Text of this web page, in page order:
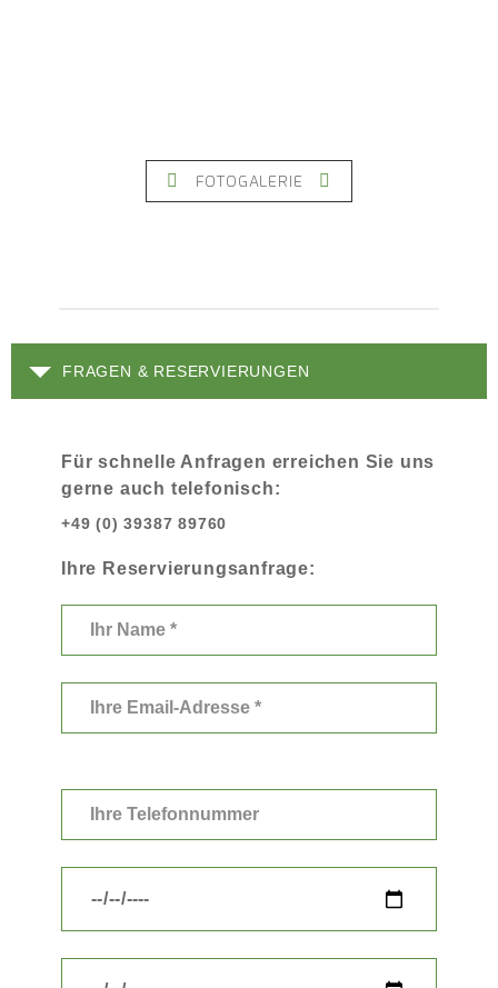
FOTOGALERIE
FRAGEN & RESERVIERUNGEN
Für schnelle Anfragen erreichen Sie uns
gerne auch telefonisch:
+49 (0) 39387 89760
Ihre Reservierungsanfrage: